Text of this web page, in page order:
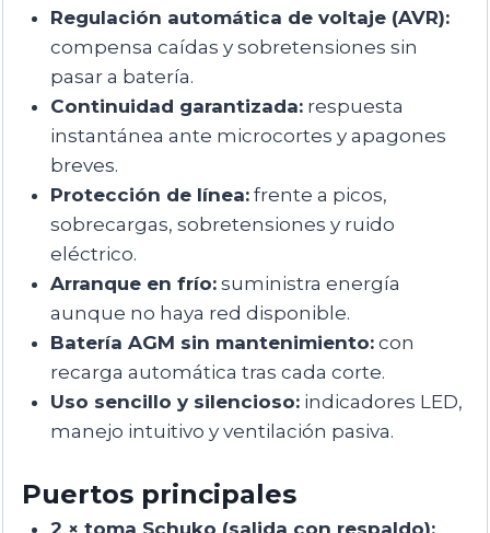
Regulación automática de voltaje (AVR):
compensa caídas y sobretensiones sin
pasar a batería.
Continuidad garantizada:respuesta
instantánea ante microcortes y apagones
breves.
Protección de línea:frente a picos,
sobrecargas, sobretensiones y ruido
eléctrico.
Arranque en frío:suministra energía
aunque no haya red disponible.
Batería AGM sin mantenimiento:con
recarga automática tras cada corte.
Uso sencillo y silencioso:indicadores LED,
manejo intuitivo y ventilación pasiva.
Puertos principales
2 × toma Schuko (salida con respaldo):